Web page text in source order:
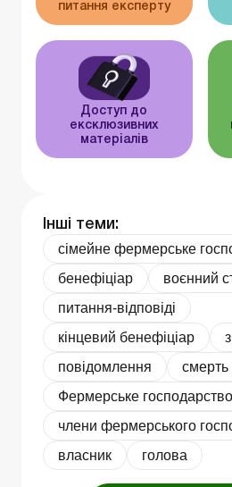
питання експерту
Доступ до
ексклюзивних
матеріалів
Інші теми:
сімейне фермерське
бенефiцiар
воєнний
питання-відповіді
кінцевий бенефіціар
повідомлення
смерть
Фермерське господарство
члени фермерського
власник
голова